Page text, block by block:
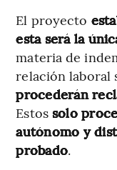
El proyecto
esta será la
materia de
relación laboral
procederán
Estos solo
autónomo y
probado.